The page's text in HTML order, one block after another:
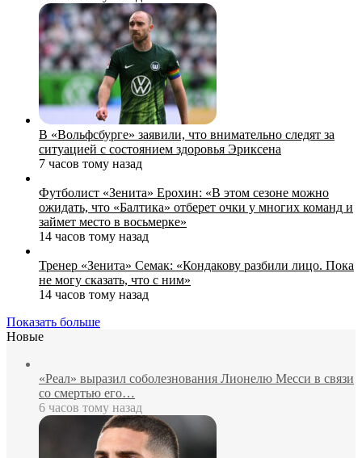
В «Вольфсбурге» заявили, что внимательно следят за
ситуацией с состоянием здоровья Эриксена
7 часов тому назад
Футболист «Зенита» Ерохин: «В этом сезоне можно
ожидать, что «Балтика» отберет очки у многих команд и
займет место в восьмерке»
14 часов тому назад
Тренер «Зенита» Семак: «Кондакову разбили лицо. Пока
не могу сказать, что с ним»
14 часов тому назад
Показать больше
Новые
«Реал» выразил соболезнования Лионелю Месси в связи
со смертью его…
6 часов тому назад